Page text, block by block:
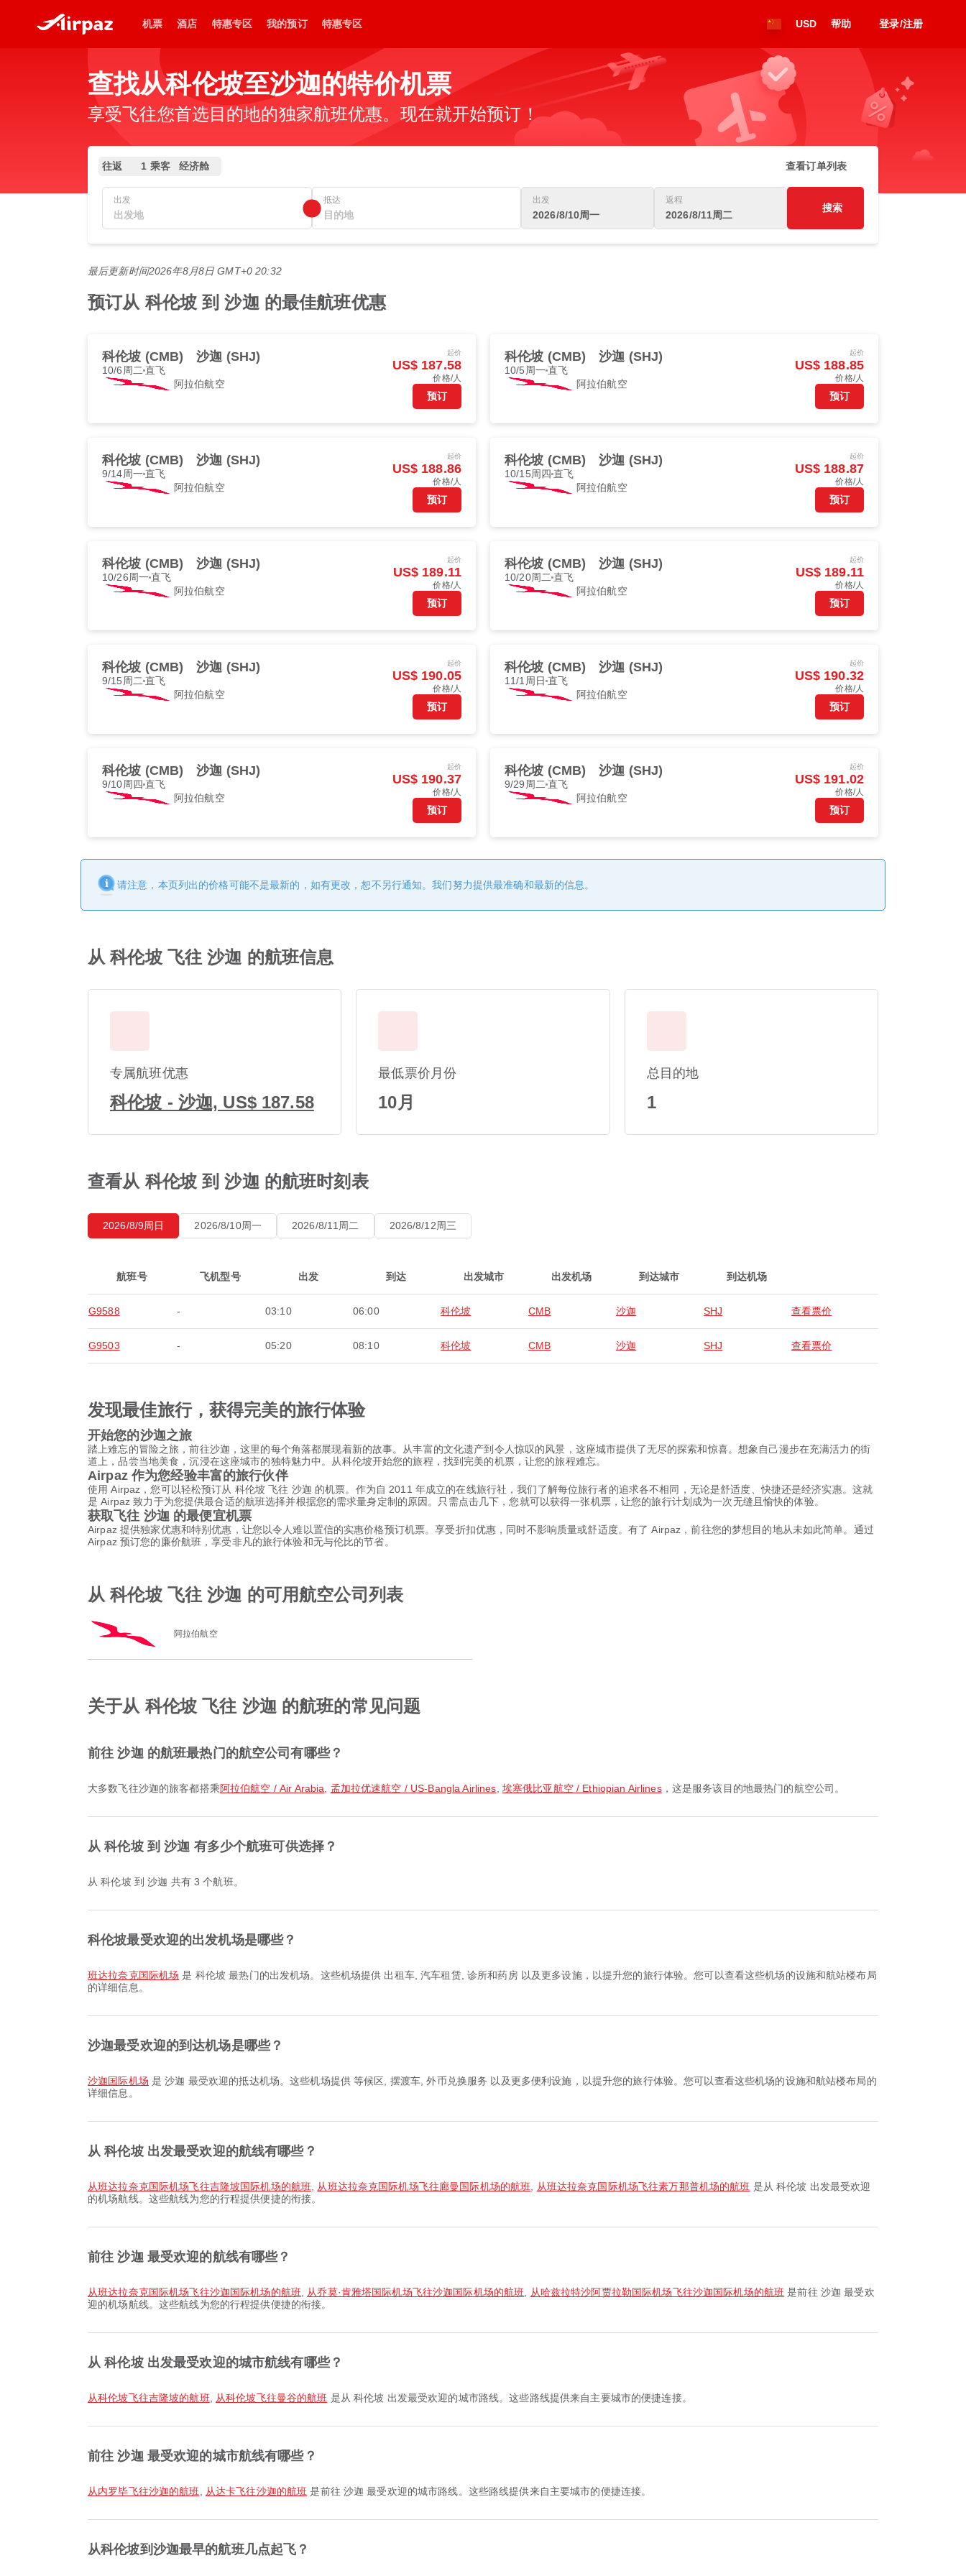
机票 酒店 特惠专区 我的预订 特惠专区 USD 帮助 登录/注册
查找从科伦坡至沙迦的特价机票
享受飞往您首选目的地的独家航班优惠。现在就开始预订！
往返 1 乘客 经济舱 查看订单列表
出发 抵达 出发
2026/8/10周一
返程
2026/8/11周二
搜索
最后更新时间2026年8月8日 GMT+0 20:32
预订从 科伦坡 到 沙迦 的最佳航班优惠
科伦坡 (CMB) 沙迦 (SHJ)
10/6周二 直飞
阿拉伯航空
起价
US$ 187.58
价格/人
预订
科伦坡 (CMB) 沙迦 (SHJ)
10/5周一直飞
阿拉伯航空
起价
US$ 188.85
价格/人
预订
科伦坡 (CMB) 沙迦 (SHJ)
9/14周一直飞
阿拉伯航空
起价
US$ 188.86
价格/人
预订
科伦坡 (CMB) 沙迦 (SHJ)
10/15周四 直飞
阿拉伯航空
起价
US$ 188.87
价格/人
预订
科伦坡 (CMB) 沙迦 (SHJ)
10/26周一直飞
阿拉伯航空
起价
US$ 189.11
价格/人
预订
科伦坡 (CMB) 沙迦 (SHJ)
10/20周二 直飞
阿拉伯航空
起价
US$ 189.11
价格/人
预订
科伦坡 (CMB) 沙迦 (SHJ)
9/15周二 直飞
阿拉伯航空
起价
US$ 190.05
价格/人
预订
科伦坡 (CMB) 沙迦 (SHJ)
11/1周日 直飞
阿拉伯航空
起价
US$ 190.32
价格/人
预订
科伦坡 (CMB) 沙迦 (SHJ)
9/10周四 直飞
阿拉伯航空
起价
US$ 190.37
价格/人
预订
科伦坡 (CMB) 沙迦 (SHJ)
9/29周二 直飞
阿拉伯航空
起价
US$ 191.02
价格/人
预订
请注意，本页列出的价格可能不是最新的，如有更改，恕不另行通知。我们努力提供最准确和最新的信息。
从 科伦坡 飞往 沙迦 的航班信息
专属航班优惠
科伦坡 - 沙迦, US$ 187.58
最低票价月份
10月
总目的地
1
查看从 科伦坡 到 沙迦 的航班时刻表
2026/8/9周日 2026/8/10周一 2026/8/11周二 2026/8/12周三
航班号 飞机型号 出发 到达 出发城市 出发机场 到达城市 到达机场
G9588 - 03:10 06:00 科伦坡 CMB 沙迦 SHJ 查看票价
G9503 - 05:20 08:10 科伦坡 CMB 沙迦 SHJ 查看票价
发现最佳旅行，获得完美的旅行体验
开始您的沙迦之旅
踏上难忘的冒险之旅，前往沙迦，这里的每个角落都展现着新的故事。从丰富的文化遗产到令人惊叹的风景，这座城市提供了无尽的探索和惊喜。想象自己漫步在充满活力的街
道上，品尝当地美食，沉浸在这座城市的独特魅力中。从科伦坡开始您的旅程，找到完美的机票，让您的旅程难忘。
Airpaz 作为您经验丰富的旅行伙伴
使用 Airpaz，您可以轻松预订从 科伦坡 飞往 沙迦 的机票。作为自 2011 年成立的在线旅行社，我们了解每位旅行者的追求各不相同，无论是舒适度、快捷还是经济实惠。这就
是 Airpaz 致力于为您提供最合适的航班选择并根据您的需求量身定制的原因。只需点击几下，您就可以获得一张机票，让您的旅行计划成为一次无缝且愉快的体验。
获取飞往 沙迦 的最便宜机票
Airpaz 提供独家优惠和特别优惠，让您以令人难以置信的实惠价格预订机票。享受折扣优惠，同时不影响质量或舒适度。有了 Airpaz，前往您的梦想目的地从未如此简单。通过
Airpaz 预订您的廉价航班，享受非凡的旅行体验和无与伦比的节省。
从 科伦坡 飞往 沙迦 的可用航空公司列表
阿拉伯航空
关于从 科伦坡 飞往 沙迦 的航班的常见问题
前往 沙迦 的航班最热门的航空公司有哪些？
大多数飞往沙迦的旅客都搭乘阿拉伯航空 / Air Arabia 孟加拉优速航空 / US-Bangla Airlines 埃塞俄比亚航空 / Ethiopian Airlines，这是服务该目的地最热门的航空公司。
从 科伦坡 到 沙迦 有多少个航班可供选择？
从 科伦坡 到 沙迦 共有 3 个航班。
科伦坡最受欢迎的出发机场是哪些？
班达拉奈克国际机场 是 科伦坡 最热门的出发机场。这些机场提供 出租车, 汽车租赁, 诊所和药房 以及更多设施，以提升您的旅行体验。您可以查看这些机场的设施和航站楼布局
的详细信息。
沙迦最受欢迎的到达机场是哪些？
沙迦国际机场 是 沙迦 最受欢迎的抵达机场。这些机场提供 等候区, 摆渡车, 外币兑换服务 以及更多便利设施，以提升您的旅行体验。您可以查看这些机场的设施和航站楼布局的
详细信息。
从 科伦坡 出发最受欢迎的航线有哪些？
从班达拉奈克国际机场飞往吉隆坡国际机场的航班 从班达拉奈克国际机场飞往廊曼国际机场的航班 从班达拉奈克国际机场飞往素万那普机场的航班 是从 科伦坡 出发最受欢迎
的机场航线。这些航线为您的行程提供便捷的衔接。
前往 沙迦 最受欢迎的航线有哪些？
从班达拉奈克国际机场飞往沙迦国际机场的航班 从乔莫·肯雅塔国际机场飞往沙迦国际机场的航班 从哈兹拉特沙阿贾拉勒国际机场飞往沙迦国际机场的航班 是前往 沙迦 最受欢
迎的机场航线。这些航线为您的行程提供便捷的衔接。
从 科伦坡 出发最受欢迎的城市航线有哪些？
从科伦坡飞往吉隆坡的航班 从科伦坡飞往曼谷的航班 是从 科伦坡 出发最受欢迎的城市路线。这些路线提供来自主要城市的便捷连接。
前往 沙迦 最受欢迎的城市航线有哪些？
从内罗毕飞往沙迦的航班 从达卡飞往沙迦的航班 是前往 沙迦 最受欢迎的城市路线。这些路线提供来自主要城市的便捷连接。
从科伦坡到沙迦最早的航班几点起飞？